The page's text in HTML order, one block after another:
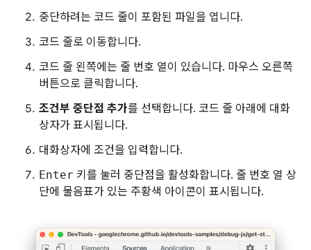
중단하려는 코드 줄이 포함된 파일을 엽니다.
코드 줄로 이동합니다.
코드 줄 왼쪽에는 줄 번호 열이 있습니다. 마우스 오른쪽
버튼으로 클릭합니다.
조건부 중단점 추가를 선택합니다. 코드 줄 아래에 대화
상자가 표시됩니다.
대화상자에 조건을 입력합니다.
Enter 키를 눌러 중단점을 활성화합니다. 줄 번호 열 상
단에 물음표가 있는 주황색 아이콘이 표시됩니다.